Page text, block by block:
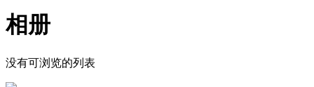
相册
没有可浏览的列表